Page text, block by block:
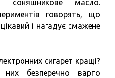
соняшникове масло.
говорять, що
і нагадує смажене
сигарет кращі?
безперечно варто